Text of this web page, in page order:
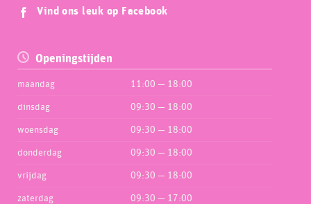
Vind ons leuk op Facebook
Openingstijden
maandag 11:00 — 18:00
dinsdag 09:30 — 18:00
woensdag 09:30 — 18:00
donderdag 09:30 — 18:00
vrijdag 09:30 — 18:00
zaterdag 09:30 — 17:00